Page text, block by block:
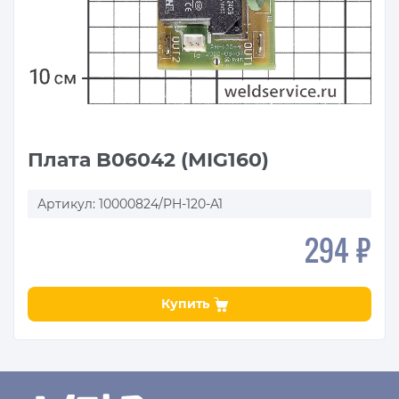
Плата B06042 (MIG160)
Артикул: 10000824/PH-120-A1
294 ₽
Купить